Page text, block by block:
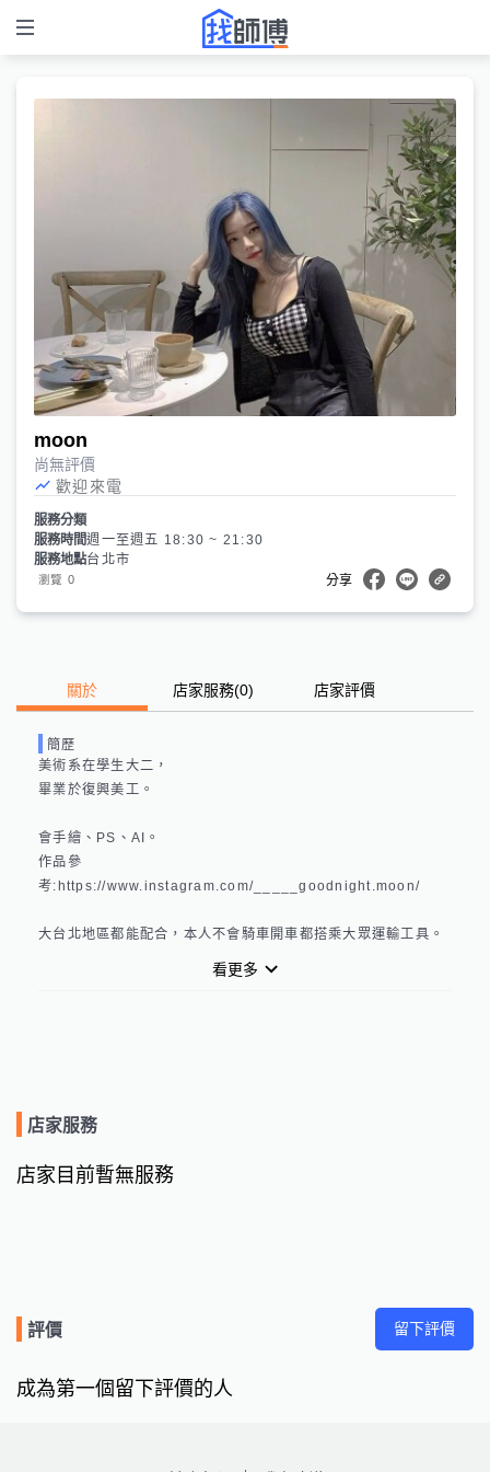
moon
尚無評價
歡迎來電
服務分類
服務時間週一至週五 18:30 ~ 21:30
服務地點台北市
瀏覽 0 分享
關於 店家服務(0) 店家評價
簡歷
美術系在學生大二，
畢業於復興美工。
會手繪、PS、AI。
作品參
考:https://www.instagram.com/_____goodnight.moon/
大台北地區都能配合，本人不會騎車開車都搭乘大眾運輸工具。
看更多
店家服務
店家目前暫無服務
評價 留下評價
成為第一個留下評價的人